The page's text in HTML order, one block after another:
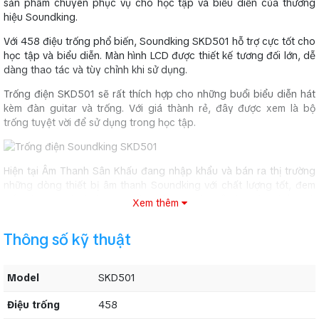
sản phẩm chuyên phục vụ cho học tập và biểu diễn của thương
hiệu Soundking.
Với 458 điệu trống phổ biến, Soundking SKD501 hỗ trợ cực tốt cho
học tập và biểu diễn. Màn hình LCD được thiết kế tương đối lớn, dễ
dàng thao tác và tùy chỉnh khi sử dụng.
Trống điện SKD501 sẽ rất thích hợp cho những buổi biểu diễn hát
kèm đàn guitar và trống. Với giá thành rẻ, đây được xem là bộ
trống tuyệt vời để sử dụng trong học tập.
Hiện tại Âm Thanh Sân Khấu đang nhập khẩu và bán ra thị trường
những dòng thiết bị âm thanh Soundking với chất lượng tốt, đem
đến cho người sử dụng sự tin tưởng tuyệt đối vào sản phẩm mà
Thông số kỹ thuật của trống điện Soundking
Điệu trống
Xem thêm
Thông số kỹ thuật
Model SKD501
Điệu trống 458